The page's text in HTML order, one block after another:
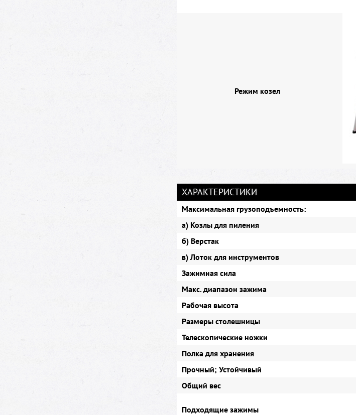
Режим козел
ХАРАКТЕРИСТИКИ
Максимальная грузоподъемность:
а) Козлы для пиления
б) Верстак
в) Лоток для инструментов
Зажимная сила
Макс. диапазон зажима
Рабочая высота
Размеры столешницы
Телескопические ножки
Полка для хранения
Прочный; Устойчивый
Общий вес
Подходящие зажимы